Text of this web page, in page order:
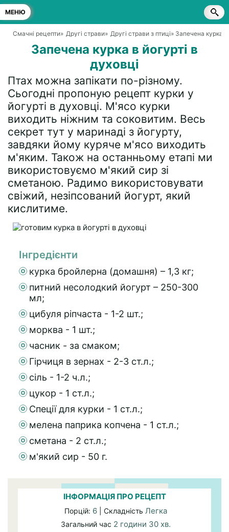
МЕНЮ
Смачні рецепти» Другі страви» Другі страви з птиці» Запечена курка в
Запечена курка в йогурті в
духовці
Птах можна запікати по-різному.
Сьогодні пропоную рецепт курки у
йогурті в духовці. М'ясо курки
виходить ніжним та соковитим. Весь
секрет тут у маринаді з йогурту,
завдяки йому куряче м'ясо виходить
м'яким. Також на останньому етапі ми
використовуємо м'який сир зі
сметаною. Радимо використовувати
свіжий, незіпсований йогурт, який
кислитиме.
Інгредієнти
курка бройлерна (домашня) – 1,3 кг;
питний несолодкий йогурт – 250-300
мл;
цибуля ріпчаста - 1-2 шт.;
морква - 1 шт.;
часник - за смаком;
Гірчиця в зернах - 2-3 ст.л.;
сіль - 1-2 ч.л.;
цукор - 1 ст.л.;
Спеції для курки - 1 ст.л.;
мелена паприка копчена - 1 ст.л.;
сметана - 2 ст.л.;
м'який сир - 50 г.
ІНФОРМАЦІЯ ПРО РЕЦЕПТ
Порцій: 6 | Складність Легка
Загальний час 2 години 30 хв.